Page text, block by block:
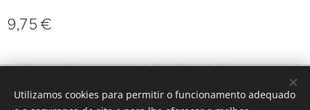
9,75 €
Desenvolvido por Webnode Cookies
Utilizamos cookies para permitir o funcionamento adequado